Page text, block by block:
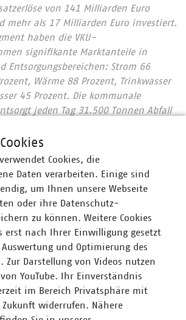
von 141 Milliarden Euro
mehr als 17 Milliarden Euro investiert.
haben die VKU-
signifikante Marktanteile in
Entsorgungsbereichen: Strom 66
Wärme 88 Prozent, Trinkwasser
45 Prozent. Die kommunale
jeden Tag 31.500 Tonnen Abfall
ist sie der Hidden Champion des
mehr Mitgliedsunternehmen
Breitbandausbau: 206 Unternehmen
über 822 Millionen Euro. Künftig
der kommunalen Unternehmen den
Anschlüsse für Antennen an ihr
Zahlen Daten Fakten 2023
am Laufen – denn nichts
nicht vor Ort passiert: Unser Beitrag
#Daseinsvorsorge. Unsere
Cookies, die
Daten verarbeiten. Einige sind
um Ihnen unsere Webseite
oder ihre Datenschutz-
zu können. Weitere Cookies
erst nach Ihrer Einwilligung gesetzt
und Optimierung des
Zur Darstellung von Videos nutzen
YouTube. Ihr Einverständnis
im Bereich Privatsphäre mit
widerrufen. Nähere